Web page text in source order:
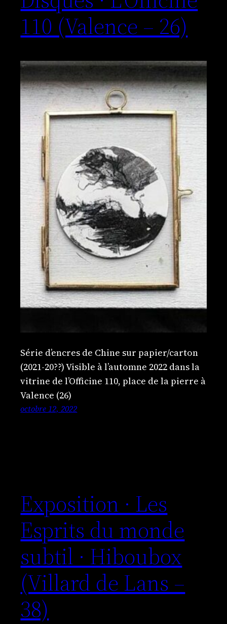
110 (Valence – 26)
Série d’encres de Chine sur papier/carton
(2021-20??) Visible à l’automne 2022 dans la
vitrine de l’Officine 110, place de la pierre à
Valence (26)
octobre 12, 2022
Exposition · Les
Esprits du monde
subtil · Hiboubox
(Villard de Lans –
38)